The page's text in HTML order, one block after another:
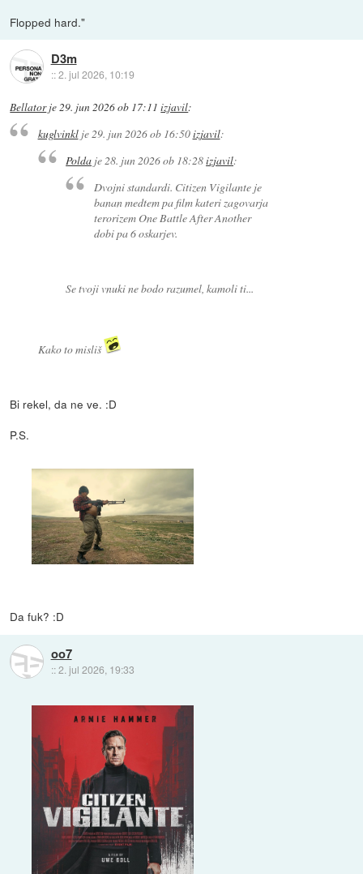
Flopped hard."
D3m
::2. jul 2026, 10:19
Bellatorje29. jun 2026 ob 17:11 izjavil:
kuglvinklje29. jun 2026 ob 16:50izjavil:
Polda je28. jun 2026 ob 18:28izjavil:
Dvojni standardi. Citizen Vigilante je
banan medtem pa film kateri zagovarja
terorizem One Battle After Another
dobi pa 6 oskarjev.
Se tvoji vnuki ne bodo razumel, kamoli ti...
Kako to misliš
Bi rekel, da ne ve. :D
P.S.
Da fuk? :D
oo7
::2. jul 2026, 19:33